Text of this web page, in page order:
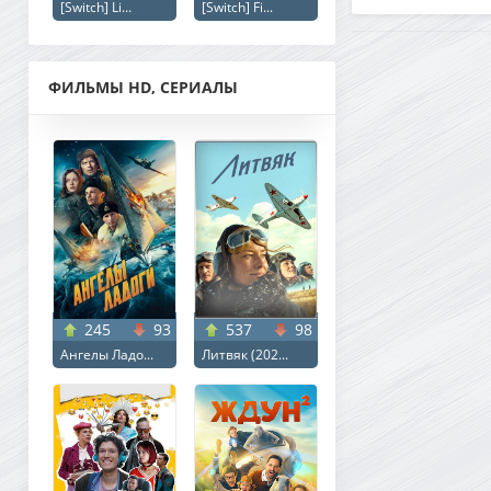
[Switch] Li... [Switch] Fi...
ФИЛЬМЫ HD, СЕРИАЛЫ
245 93
Ангелы Ладо...
537 98
Литвяк (202...